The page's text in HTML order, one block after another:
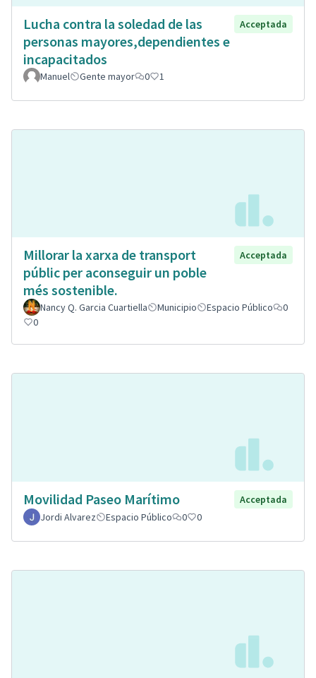
Lucha contra la soledad de las
personas mayores,dependientes e
incapacitados
Acceptada
Manuel Gente mayor 0 1
Millorar la xarxa de transport
públic per aconseguir un poble
més sostenible.
Acceptada
Nancy Q. Garcia Cuartiella Municipio Espacio Público
0
0
Movilidad Paseo Marítimo
Acceptada
Jordi Alvarez
Espacio Público 0 0